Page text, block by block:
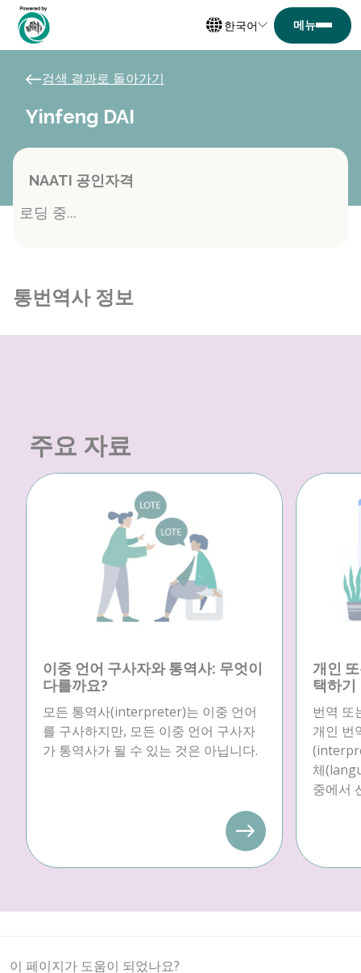
한국어
검색 결과로 돌아가기
Yinfeng DAI
NAATI 공인자격
로딩 중...
통번역사 정보
주요 자료
이중 언어 구사자와 통역사: 무엇이
다를까요?
모든 통역사(interpreter)는 이중 언어
를 구사하지만, 모든 이중 언어 구사자
가 통역사가 될 수 있는 것은 아닙니다.
개인
택하기
번역 또
개인 번
체
중에서
이 페이지가 도움이 되었나요?